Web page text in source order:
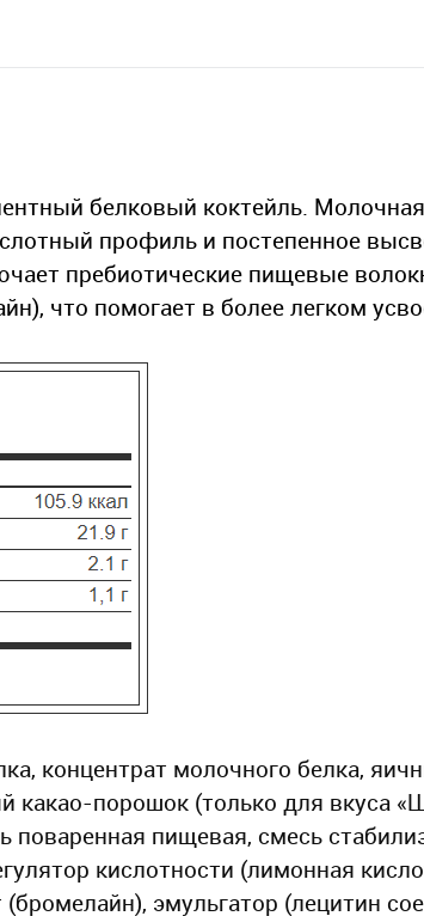
белковый коктейль.
профиль и постепенное
пребиотические пищевые
что помогает в более легком
концентрат молочного белка,
какао-порошок (только для вкуса
поваренная пищевая, смесь
кислотности (лимонная
эмульгатор (лецитин